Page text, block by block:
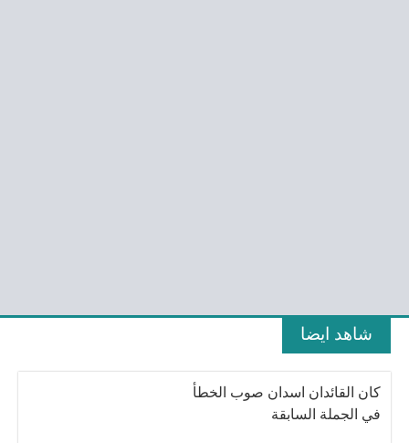
شاهد ايضا
كان القائدان اسدان صوب الخطأ
في الجملة السابقة